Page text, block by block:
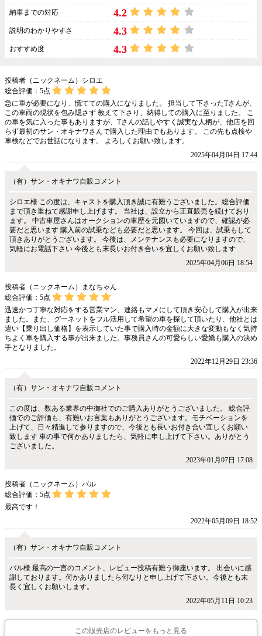
納車までの対応 4.2
説明のわかりやすさ 4.3
おすすめ度 4.3
投稿者（ニックネーム）シロエ
総合評価： 5点
急に車が必要になり、慌てての購入になりました。 担当して下さったTさんが、
この車両の現状を包み隠さず 教えて下さり、納得しての購入に至りました。 こ
の車を気に入った事もありますが、Tさんの話しやすく誠実な人柄が、他店を回
らず最初のサン・オキナワさんで購入した理由でもあります。 この先も点検や
車検などでお世話になります。 よろしくお願い致します。
2025年04月04日 17:44
（有）サン・オキナワ自販コメント
シロエ様 この度は、キャストを購入頂き誠に有難うございました。総合評価
まで頂き重ねて感謝申し上げます。 当社は、設立から正直販売を続けており
ます。 中古車屋さんはオークションの車歴を元図いていますので、確認が必
要だと思います 購入前の試乗なども必要だと思います。 今回は、試乗もして
頂きありがとうございます。 今後は、メンテナンスも必要になりますので、
気軽にお電話下さい 今後とも末長いお付き合いを宜しくお願い致します
2025年04月06日 18:54
投稿者（ニックネーム）まなちゃん
総合評価： 5点
迅速かつ丁寧な対応をする営業マン、連絡もマメにして頂き安心して購入が出来
ました。また、グーネットをフル活用して希望の車を探して頂いたり、他社とは
違い【乗り出し価格】を表示していた事で購入時の金額に大きな変動もなく気持
ちよく車を購入する事が出来ました。事務員さんの可愛らしい愛嬌も購入の決め
手となりました。
2022年12月29日 23:36
（有）サン・オキナワ自販コメント
この度は、数ある業界の中御社でのご購入ありがとうございました。 総合評
価でのご評価も、有難いお言葉もありがとうございます。モチベーションを
上げて、日々精進して参りますので、今後とも長いお付き合い宜しくお願い
致します 車の事で何かありましたら、気軽に申し上げて下さい。ありがとう
ございました。
2023年01月07日 17:08
投稿者（ニックネーム）バル
総合評価： 5点
最高です！
2022年05月09日 18:52
（有）サン・オキナワ自販コメント
バル様 最高の一言のコメント、レビュー投稿有難う御座います。 出会いに感
謝しております。何かありましたら何なりと申し上げて下さい。今後とも末
長く宜しくお願いします。
2022年05月11日 10:23
この販売店のレビューをもっと見る